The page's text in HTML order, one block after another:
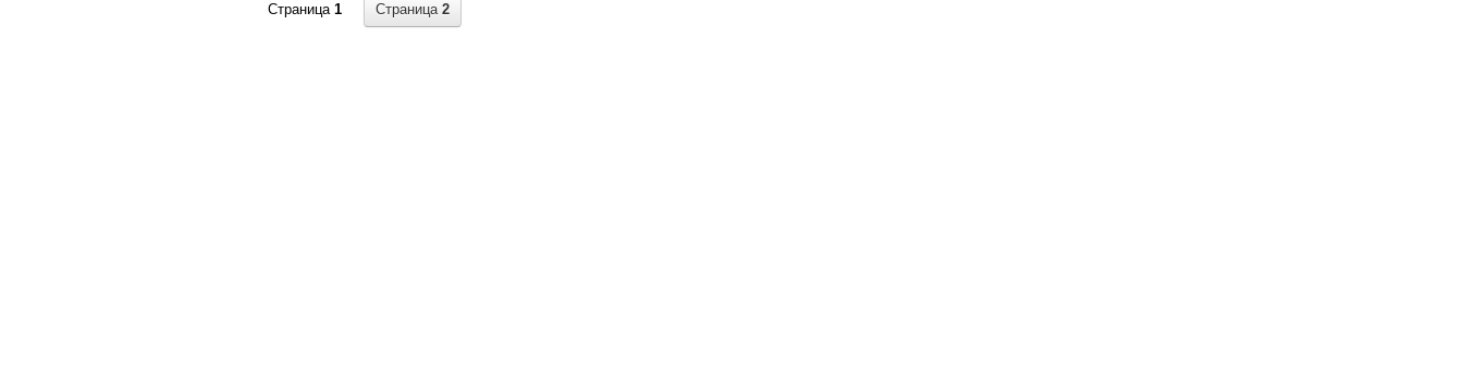
Страница 1 Страница 2